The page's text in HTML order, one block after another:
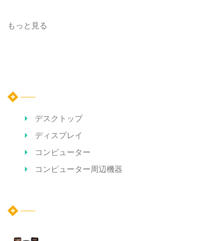
もっと見る
デスクトップ
ディスプレイ
コンピューター
コンピューター周辺機器